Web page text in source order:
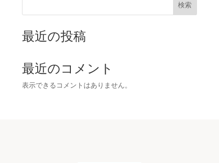
検索
最近の投稿
最近のコメント
表示できるコメントはありません。